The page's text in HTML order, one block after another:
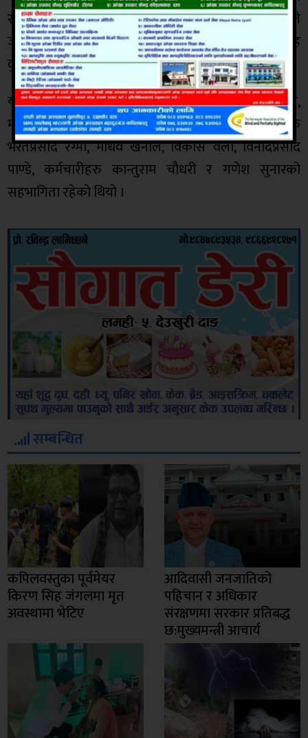
साथै ग्रामिण स्तर सम्म सचेतना अभियान पुर्‍याउने संघले
जनाएको छ । सचेतना अभियान संघका अध्यक्ष टंकसिंह
वुढाथोकीको नेतृत्वमा गरिएको हो ।
यस्तै अभियानमा संघका वाणिज्य उपाध्यक्ष रामप्रसाद पोख्रेल,
महासचिव महेन्द्र वुढाथोकी, सचिव नरेशकुमार श्रेष्ठ, सदस्यहरु
भरतप्रसाद रेग्मी, माधव खनाल, विकास वली, विनोदप्रसाद
पाण्डे, कर्मचारीहरु कान्तुराम चौधरी र गणेश सुनारको
सहभागिता रहेको थियो ।
सम्बन्धित
कपिलवस्तुका पूर्वमेयर
किरण सिंह जंगलमा मृत
अवस्थामा भेटिए
आदिवासी जनजातिको
पहिचान र अधिकार
संरक्षणमा सरकार प्रतिबद्ध
छ:मुख्यमन्त्री आचार्य